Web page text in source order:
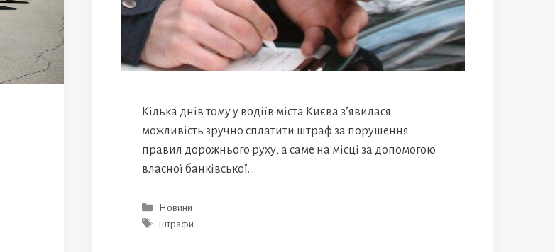
Кілька днів тому у водіїв міста Києва з’явилася
можливість зручно сплатити штраф за порушення
правил дорожнього руху, а саме на місці за допомогою
власної банківської…
Категорії
Новини
Позначки
штрафи